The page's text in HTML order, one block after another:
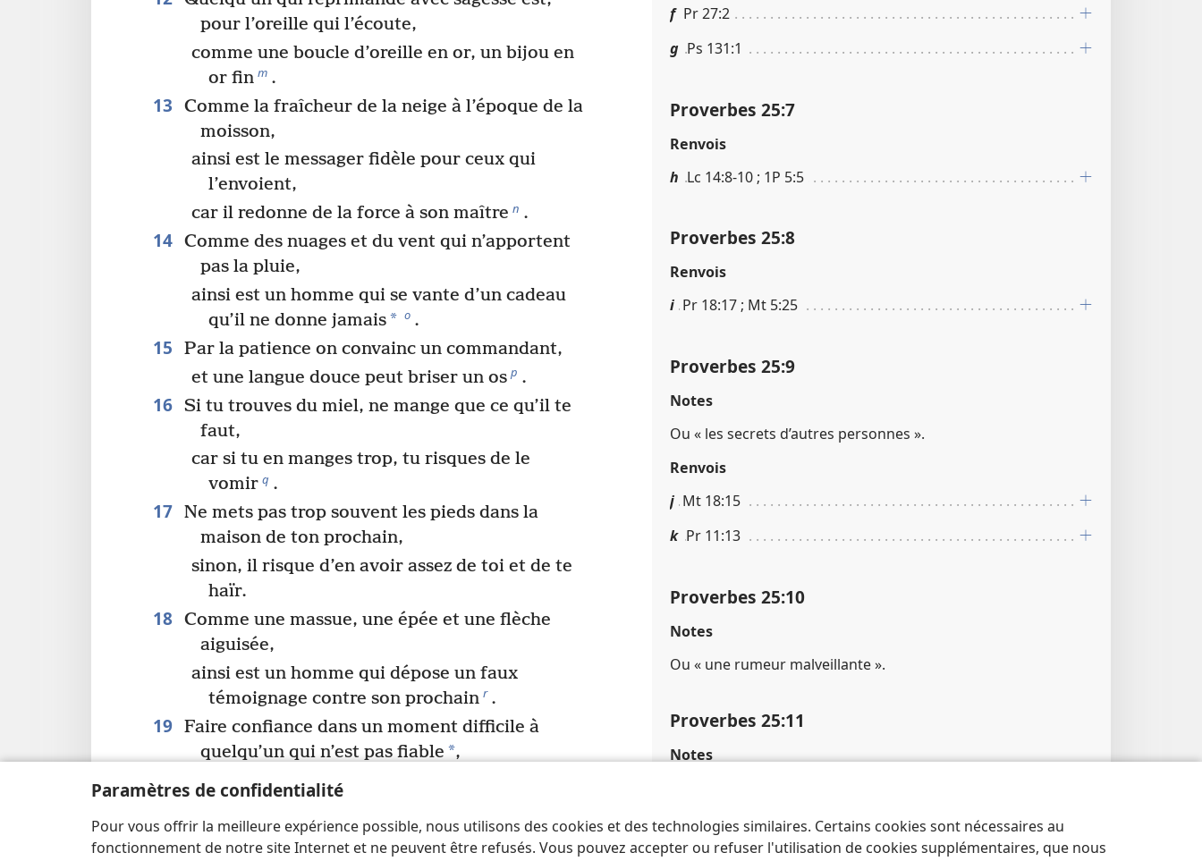
Paramètres de confidentialité
Pour vous offrir la meilleure expérience possible, nous utilisons des cookies et des technologies similaires. Certains cookies sont nécessaires au
fonctionnement de notre site Internet et ne peuvent être refusés. Vous pouvez accepter ou refuser l'utilisation de cookies supplémentaires, que nous
pour l’oreille qui l’écoute,
comme une boucle d’oreille en or, un bijou en
or fin m .
13
Comme la fraîcheur de la neige à l’époque de la
moisson,
ainsi est le messager fidèle pour ceux qui
l’envoient,
car il redonne de la force à son maître n .
14 Comme des nuages et du vent qui n’apportent
pas la pluie,
ainsi est un homme qui se vante d’un cadeau
qu’il ne donne jamais* o .
15
Par la patience on convainc un commandant,
et une langue douce peut briser un os p .
16 Si tu trouves du miel, ne mange que ce qu’il te
faut,
car si tu en manges trop, tu risques de le
vomir q .
17 Ne mets pas trop souvent les pieds dans la
maison de ton prochain,
sinon, il risque d’en avoir assez de toi et de te
haïr.
18 Comme une massue, une épée et une flèche
aiguisée,
ainsi est un homme qui dépose un faux
témoignage contre son prochain r .
19 Faire confiance dans un moment difficile à
quelqu’un qui n’est pas fiable *,
c’est comme mâcher avec une dent cassée ou
20 Comme quelqu’un qui enlève un vêtement par
f Pr 27​:​2
g Ps 131​:​1
Proverbes 25​:​7
Renvois
h Lc 14​:​8-10 ; 1P 5​:​5
Proverbes 25​:​8
Renvois
i Pr 18​:​17 ; Mt 5​:​25
Proverbes 25​:​9
Notes
Ou « les secrets d’autres personnes ».
Renvois
j Mt 18​:​15
k Pr 11​:​13
Proverbes 25​:​10
Notes
Ou « une rumeur malveillante ».
Proverbes 25​:​11
Notes
Renvois
l Pr 15​:​23 ; Is 50​:​4